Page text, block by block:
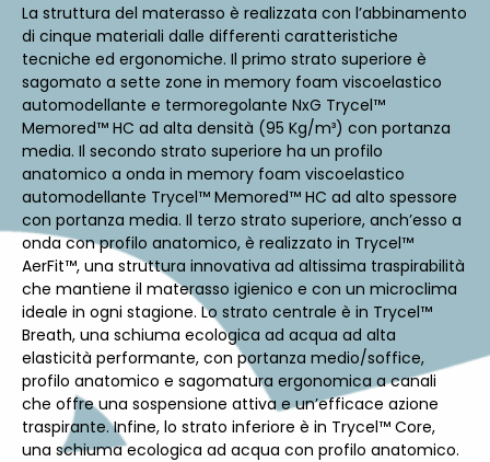
La struttura del materasso è realizzata con l’abbinamento
di cinque materiali dalle differenti caratteristiche
tecniche ed ergonomiche. Il primo strato superiore è
sagomato a sette zone in memory foam viscoelastico
automodellante e termoregolante NxG Trycel™
Memored™ HC ad alta densità (95 Kg/m³) con portanza
media. Il secondo strato superiore ha un profilo
anatomico a onda in memory foam viscoelastico
automodellante Trycel™ Memored™ HC ad alto spessore
con portanza media. Il terzo strato superiore, anch’esso a
onda con profilo anatomico, è realizzato in Trycel™
AerFit™, una struttura innovativa ad altissima traspirabilità
che mantiene il materasso igienico e con un microclima
ideale in ogni stagione. Lo strato centrale è in Trycel™
Breath, una schiuma ecologica ad acqua ad alta
elasticità performante, con portanza medio/soffice,
profilo anatomico e sagomatura ergonomica a canali
che offre una sospensione attiva e un’efficace azione
traspirante. Infine, lo strato inferiore è in Trycel™ Core,
una schiuma ecologica ad acqua con profilo anatomico.